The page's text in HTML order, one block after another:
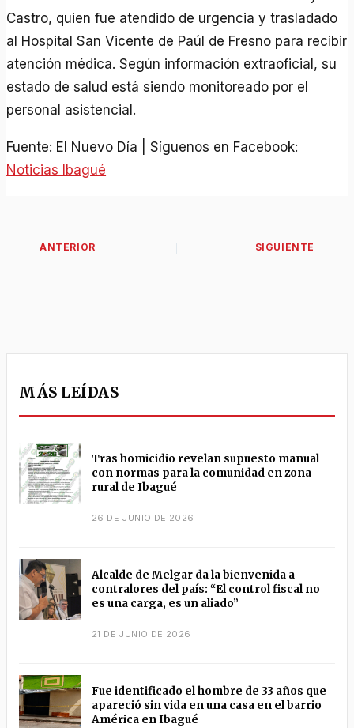
Castro, quien fue atendido de urgencia y trasladado
al Hospital San Vicente de Paúl de Fresno para recibir
atención médica. Según información extraoficial, su
estado de salud está siendo monitoreado por el
personal asistencial.
Fuente: El Nuevo Día | Síguenos en Facebook:
Noticias Ibagué
MÁS LEÍDAS
Tras homicidio revelan supuesto manual
con normas para la comunidad en zona
rural de Ibagué
26 DE JUNIO DE 2026
Alcalde de Melgar da la bienvenida a
contralores del país: “El control fiscal no
es una carga, es un aliado”
21 DE JUNIO DE 2026
Fue identificado el hombre de 33 años que
apareció sin vida en una casa en el barrio
América en Ibagué